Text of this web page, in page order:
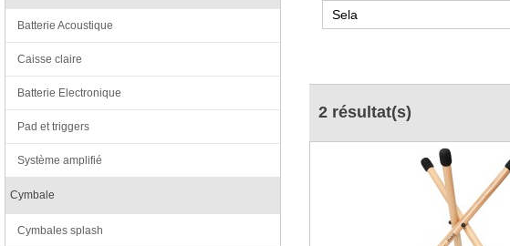
2 résultat(s)
Batterie Acoustique
Caisse claire
Batterie Electronique
Pad et triggers
Système amplifié
Cymbale
Cymbales splash